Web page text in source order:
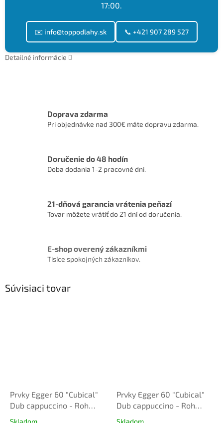
17:00.
✉️ info@toppodlahy.sk 📞 +421 907 289 527
Detailné informácie
Doprava zdarma
Pri objednávke nad 300€ máte dopravu zdarma.
Doručenie do 48 hodín
Doba dodania 1-2 pracovné dni.
21-dňová garancia vrátenia peňazí
Tovar môžete vrátiť do 21 dní od doručenia.
E-shop overený zákazníkmi
Tisíce spokojných zákazníkov.
Súvisiaci tovar
Prvky Egger 60 "Cubical"
Dub cappuccino - Roh
Skladom
Prvky Egger 60 "Cubical"
Dub cappuccino - Roh
Skladom